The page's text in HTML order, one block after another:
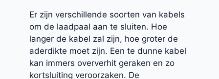
Er zijn verschillende soorten van kabels
om de laadpaal aan te sluiten. Hoe
langer de kabel zal zijn, hoe groter de
aderdikte moet zijn. Een te dunne kabel
kan immers oververhit geraken en zo
kortsluiting veroorzaken. De